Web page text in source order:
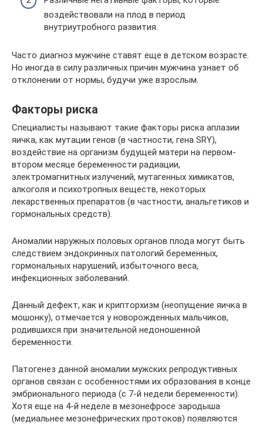
воздействовали на плод в период
внутриутробного развития.
Часто диагноз мужчине ставят еще в детском возрасте.
Но иногда в силу различных причин мужчина узнает об
отклонении от нормы, будучи уже взрослым.
Факторы риска
Специалисты называют такие факторы риска аплазии
яичка, как мутации генов (в частности, гена SRY),
воздействие на организм будущей матери на первом-
втором месяце беременности радиации,
электромагнитных излучений, мутагенных химикатов,
алкоголя и психотропных веществ, некоторых
лекарственных препаратов (в частности, анальгетиков и
гормональных средств).
Аномалии наружных половых органов плода могут быть
следствием эндокринных патологий беременных,
гормональных нарушений, избыточного веса,
инфекционных заболеваний.
Данный дефект, как и крипторхизм (неопущение яичка в
мошонку), отмечается у новорожденных мальчиков,
родившихся при значительной недоношенной
беременности.
Патогенез данной аномалии мужских репродуктивных
органов связан с особенностями их образования в конце
эмбрионального периода (с 7-й недели беременности).
Хотя еще на 4-й неделе в мезонефросе зародыша
(медиальнее мезонефрических протоков) появляются